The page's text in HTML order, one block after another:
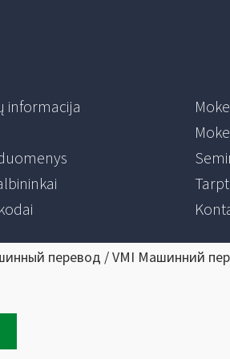
informacija
перевод / VMI Машинний